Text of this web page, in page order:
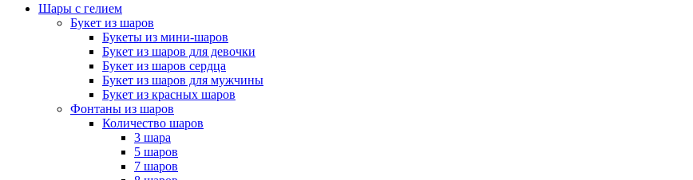
Шары с гелием
Букет из шаров
Букеты из мини-шаров
Букет из шаров для девочки
Букет из шаров сердца
Букет из шаров для мужчины
Букет из красных шаров
Фонтаны из шаров
Количество шаров
3 шара
5 шаров
7 шаров